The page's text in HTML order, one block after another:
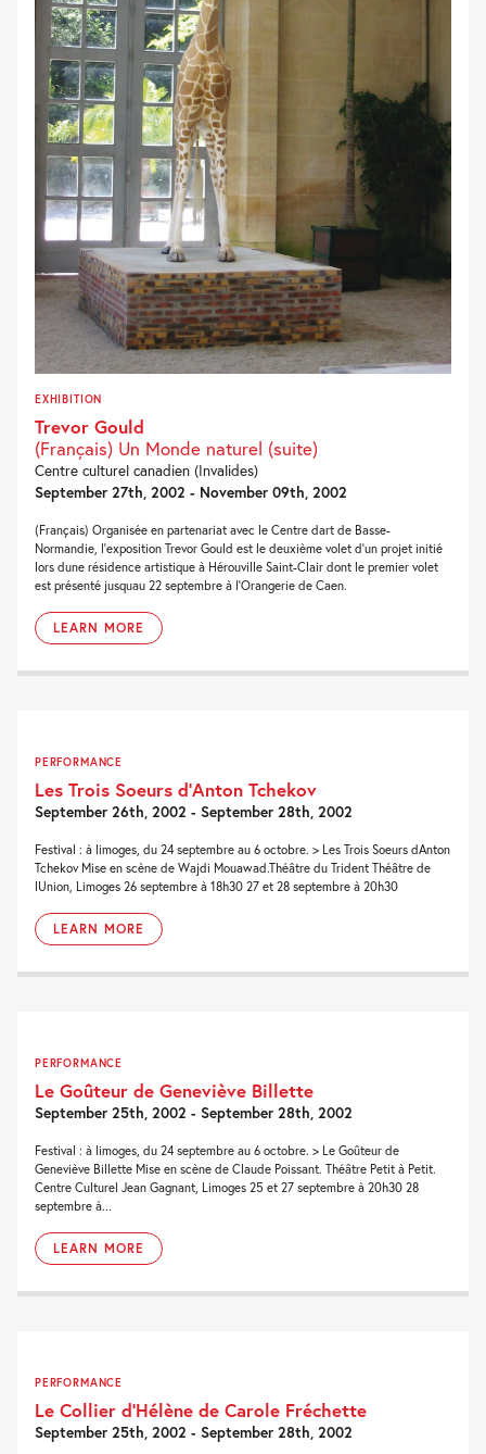
EXHIBITION
Trevor Gould
(Français) Un Monde naturel (suite)
Centre culturel canadien (Invalides)
September 27th, 2002 - November 09th, 2002
(Français) Organisée en partenariat avec le Centre dart de Basse-
Normandie, l'exposition Trevor Gould est le deuxième volet d'un projet initié
lors dune résidence artistique à Hérouville Saint-Clair dont le premier volet
est présenté jusquau 22 septembre à l'Orangerie de Caen.
LEARN MORE
PERFORMANCE
Les Trois Soeurs d’Anton Tchekov
September 26th, 2002 - September 28th, 2002
Festival : à limoges, du 24 septembre au 6 octobre. > Les Trois Soeurs dAnton
Tchekov Mise en scène de Wajdi Mouawad.Théâtre du Trident Théâtre de
lUnion, Limoges 26 septembre à 18h30 27 et 28 septembre à 20h30
LEARN MORE
PERFORMANCE
Le Goûteur de Geneviève Billette
September 25th, 2002 - September 28th, 2002
Festival : à limoges, du 24 septembre au 6 octobre. > Le Goûteur de
Geneviève Billette Mise en scène de Claude Poissant. Théâtre Petit à Petit.
Centre Culturel Jean Gagnant, Limoges 25 et 27 septembre à 20h30 28
septembre à...
LEARN MORE
PERFORMANCE
Le Collier d’Hélène de Carole Fréchette
September 25th, 2002 - September 28th, 2002